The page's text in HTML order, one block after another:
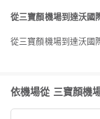
從三寶顏機場到達沃國
從三寶顏機場到達沃
依機場從 三寶顏機